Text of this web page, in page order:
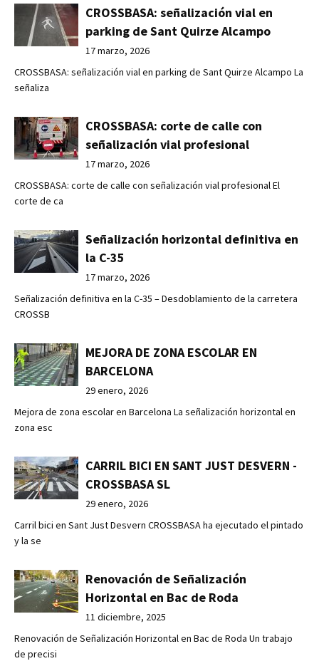
CROSSBASA: señalización vial en
parking de Sant Quirze Alcampo
17 marzo, 2026
CROSSBASA: señalización vial en parking de Sant Quirze Alcampo La
señaliza
CROSSBASA: corte de calle con
señalización vial profesional
17 marzo, 2026
CROSSBASA: corte de calle con señalización vial profesional El
corte de ca
Señalización horizontal definitiva en
la C-35
17 marzo, 2026
Señalización definitiva en la C-35 – Desdoblamiento de la carretera
CROSSB
MEJORA DE ZONA ESCOLAR EN
BARCELONA
29 enero, 2026
Mejora de zona escolar en Barcelona La señalización horizontal en
zona esc
CARRIL BICI EN SANT JUST DESVERN -
CROSSBASA SL
29 enero, 2026
Carril bici en Sant Just Desvern CROSSBASA ha ejecutado el pintado
y la se
Renovación de Señalización
Horizontal en Bac de Roda
11 diciembre, 2025
Renovación de Señalización Horizontal en Bac de Roda Un trabajo
de precisi